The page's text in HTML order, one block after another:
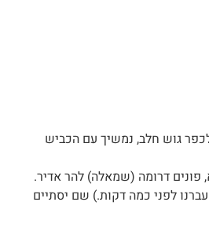
שמאלה – לכיוון מערב. (כביש 89). ניסע כ 3 קילומטר, עד שנגיע לכפר גוש חלב, נמשיך עם הכביש
עברנו לפני כמה דקות.) שם יסתיים